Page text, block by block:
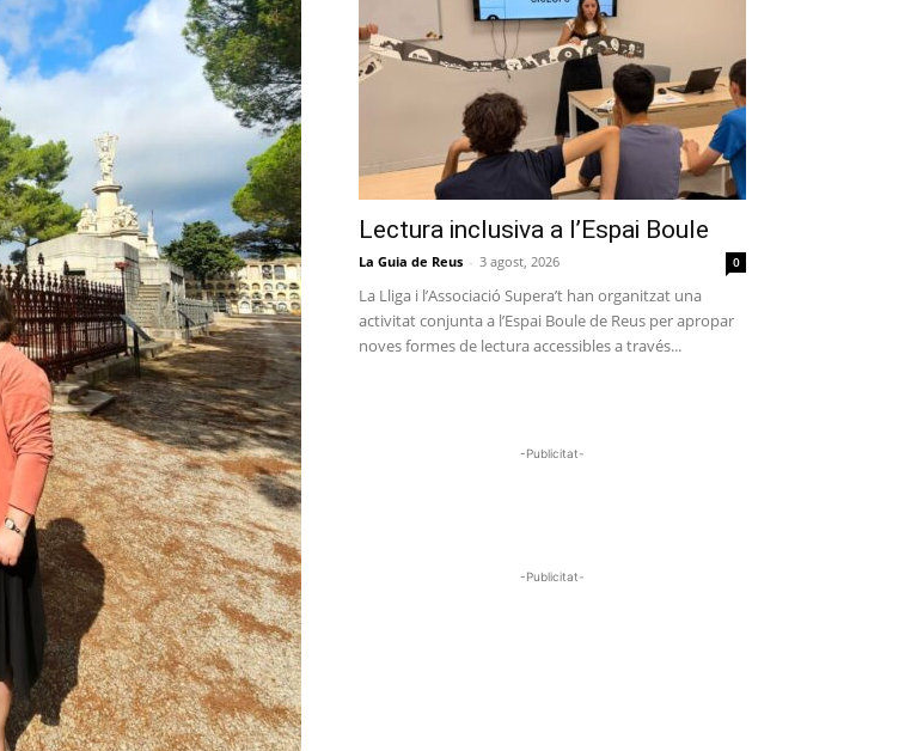
Lectura inclusiva a l’Espai Boule
La Guia de Reus - 3 agost, 2026 0
La Lliga i l’Associació Supera’t han organitzat una
activitat conjunta a l’Espai Boule de Reus per apropar
noves formes de lectura accessibles a través...
-Publicitat-
-Publicitat-